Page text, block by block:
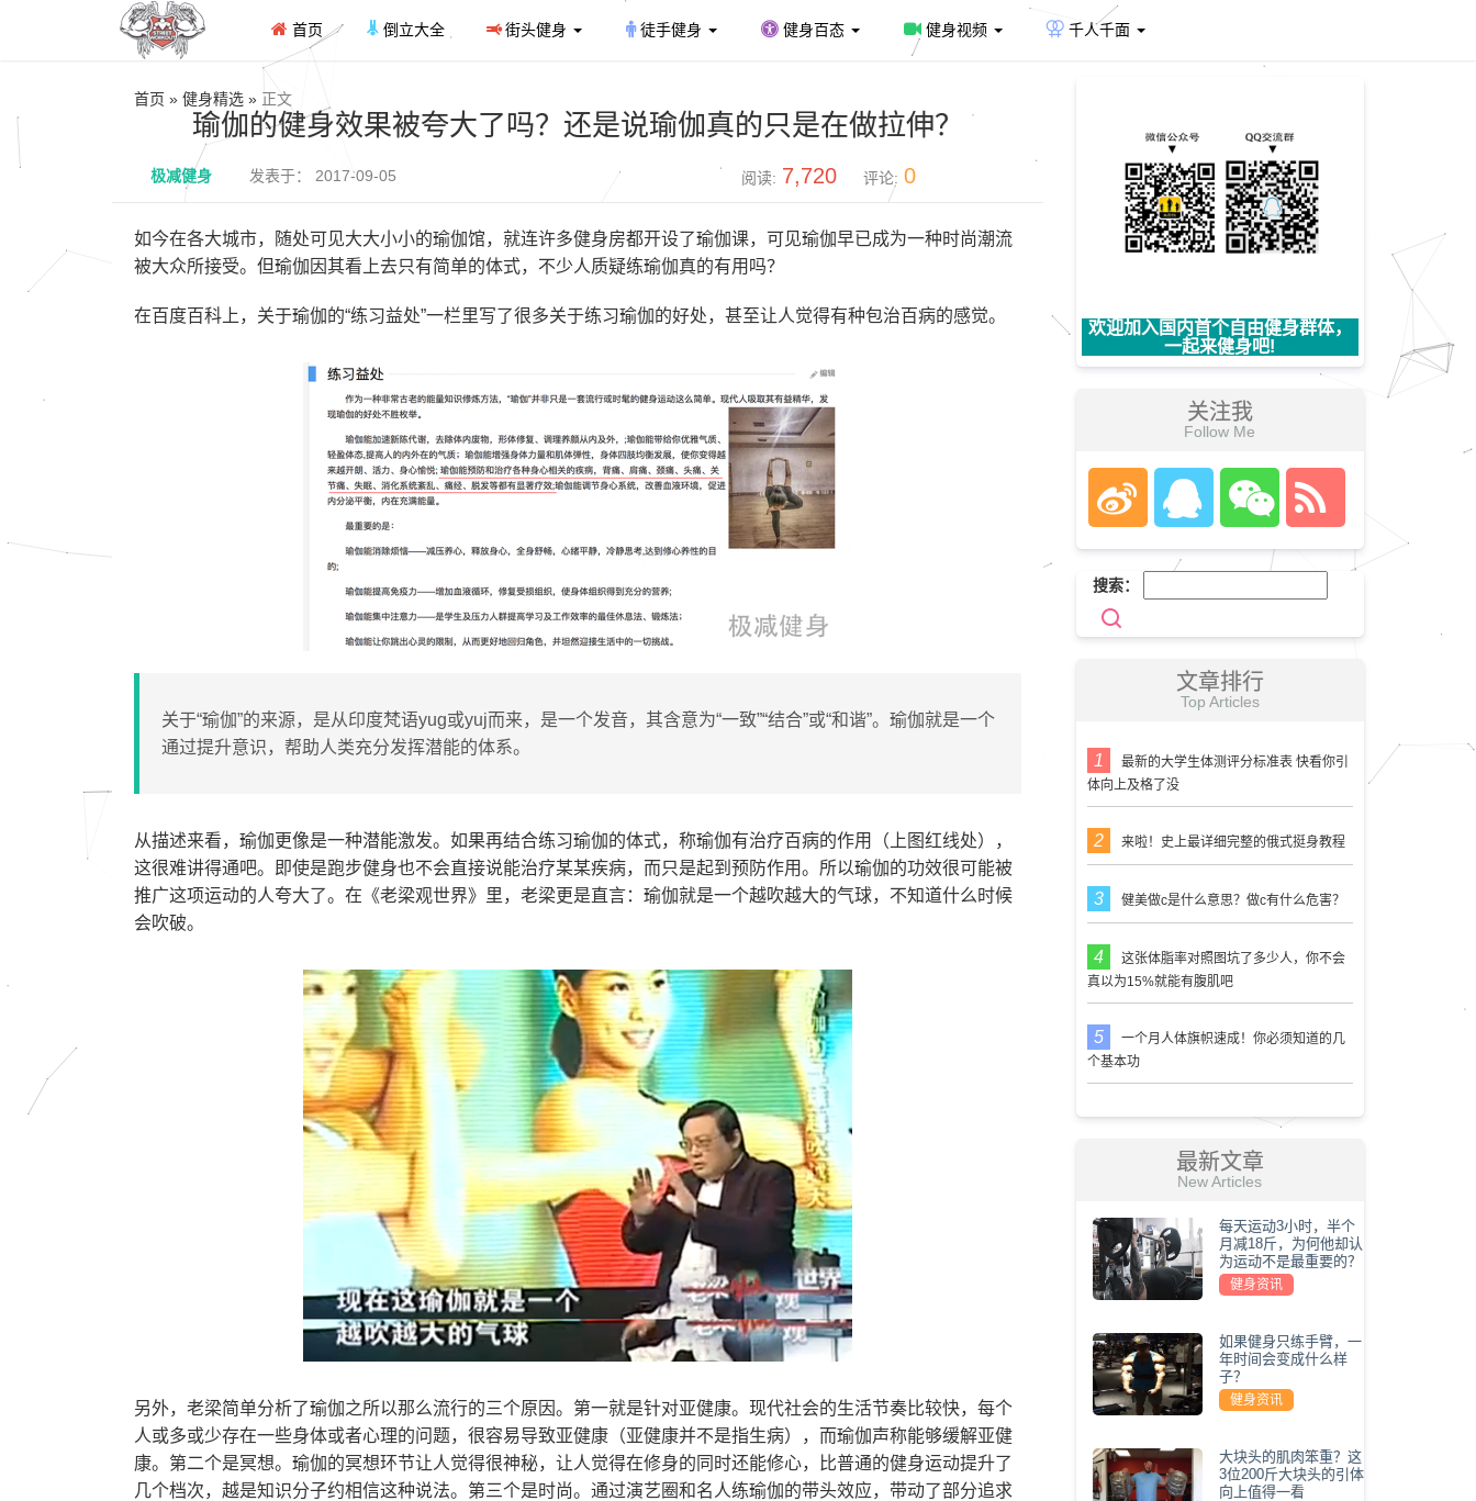
首页 倒立大全 街头健身 徒手健身 健身百态 健身视频 千人千面
首页 » 健身精选 » 正文
瑜伽的健身效果被夸大了吗？还是说瑜伽真的只是在做拉伸？
极减健身 发表于： 2017-09-05 阅读: 7,720 评论: 0
如今在各大城市，随处可见大大小小的瑜伽馆，就连许多健身房都开设了瑜伽课，可见瑜伽早已成为一种时尚潮流
被大众所接受。但瑜伽因其看上去只有简单的体式，不少人质疑练瑜伽真的有用吗？
在百度百科上，关于瑜伽的“练习益处”一栏里写了很多关于练习瑜伽的好处，甚至让人觉得有种包治百病的感觉。
关于“瑜伽”的来源，是从印度梵语yug或yuj而来，是一个发音，其含意为“一致”“结合”或“和谐”。瑜伽就是一个
通过提升意识，帮助人类充分发挥潜能的体系。
从描述来看，瑜伽更像是一种潜能激发。如果再结合练习瑜伽的体式，称瑜伽有治疗百病的作用（上图红线处），
这很难讲得通吧。即使是跑步健身也不会直接说能治疗某某疾病，而只是起到预防作用。所以瑜伽的功效很可能被
推广这项运动的人夸大了。在《老梁观世界》里，老梁更是直言：瑜伽就是一个越吹越大的气球，不知道什么时候
会吹破。
另外，老梁简单分析了瑜伽之所以那么流行的三个原因。第一就是针对亚健康。现代社会的生活节奏比较快，每个
人或多或少存在一些身体或者心理的问题，很容易导致亚健康（亚健康并不是指生病），而瑜伽声称能够缓解亚健
康。第二个是冥想。瑜伽的冥想环节让人觉得很神秘，让人觉得在修身的同时还能修心，比普通的健身运动提升了
几个档次，越是知识分子约相信这种说法。第三个是时尚。通过演艺圈和名人练瑜伽的带头效应，带动了部分追求
欢迎加入国内首个自由健身群体，
一起来健身吧!
关注我
Follow Me
搜索：
文章排行
Top Articles
最新的大学生体测评分标准表 快看你引
体向上及格了没
来啦！史上最详细完整的俄式挺身教程
健美做c是什么意思？做c有什么危害？
这张体脂率对照图坑了多少人，你不会
真以为15%就能有腹肌吧
一个月人体旗帜速成！你必须知道的几
个基本功
最新文章
New Articles
每天运动3小时，半个
月减18斤，为何他却认
为运动不是最重要的？
健身资讯
如果健身只练手臂，一
年时间会变成什么样
子？
健身资讯
大块头的肌肉笨重？这
3位200斤大块头的引体
向上值得一看